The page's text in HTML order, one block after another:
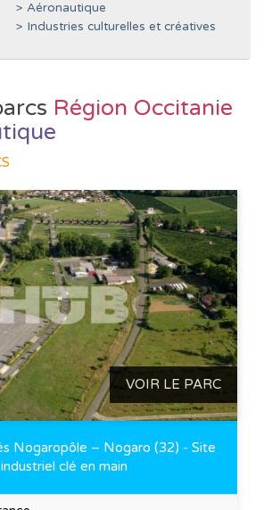
> Aéronautique
> Industries culturelles et créatives
Région Occitanie
VOIR LE PARC
Nogaropôle – Nogaro (32) - Site
industriel clé en main